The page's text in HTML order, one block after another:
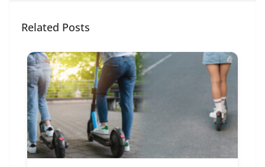
Related Posts